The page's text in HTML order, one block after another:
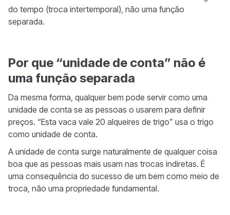
do tempo (troca intertemporal), não uma função
separada.
Por que “unidade de conta” não é
uma função separada
Da mesma forma, qualquer bem pode servir como uma
unidade de conta se as pessoas o usarem para definir
preços. “Esta vaca vale 20 alqueires de trigo” usa o trigo
como unidade de conta.
A unidade de conta surge naturalmente de qualquer coisa
boa que as pessoas mais usam nas trocas indiretas. É
uma consequência do sucesso de um bem como meio de
troca, não uma propriedade fundamental.